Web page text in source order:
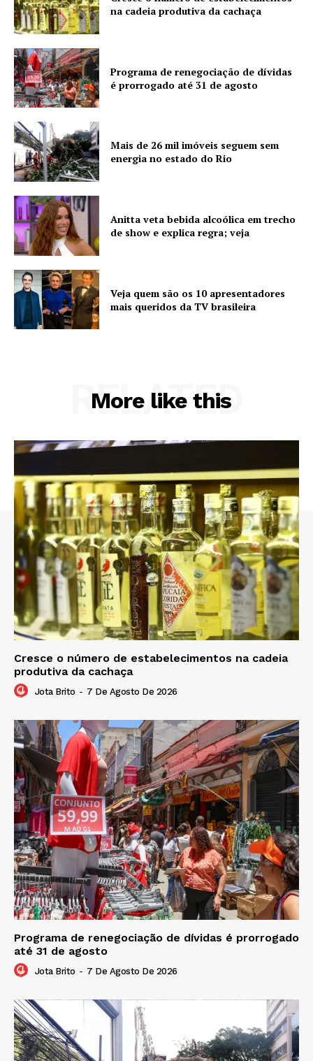
na cadeia produtiva da cachaça
Programa de renegociação de dívidas
é prorrogado até 31 de agosto
Mais de 26 mil imóveis seguem sem
energia no estado do Rio
Anitta veta bebida alcoólica em trecho
de show e explica regra; veja
Veja quem são os 10 apresentadores
mais queridos da TV brasileira
More like this
RELATED
Cresce o número de estabelecimentos na cadeia
produtiva da cachaça
Jota Brito - 7 De Agosto De 2026
Programa de renegociação de dívidas é prorrogado
até 31 de agosto
Jota Brito - 7 De Agosto De 2026